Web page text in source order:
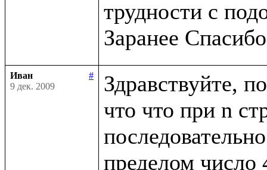
трудности с
Иван
#
9 дек. 2009
Здравствуйте,
что что при n
пределом число